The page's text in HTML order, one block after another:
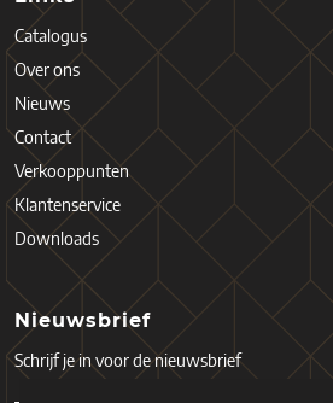
Catalogus
Over ons
Nieuws
Contact
Verkooppunten
Klantenservice
Downloads
Nieuwsbrief
Schrijf je in voor de nieuwsbrief